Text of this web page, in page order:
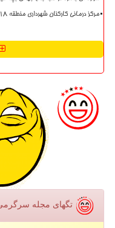
مرکز درمانی کارکنان شهرداری منطقه ۱۸ در آستانه بهره برداری
تگهای مجله